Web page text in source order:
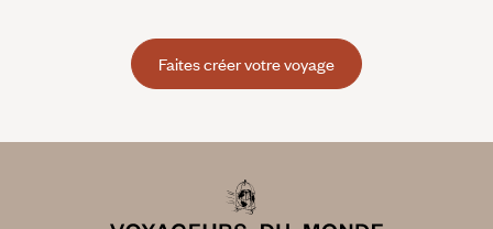
Faites créer votre voyage